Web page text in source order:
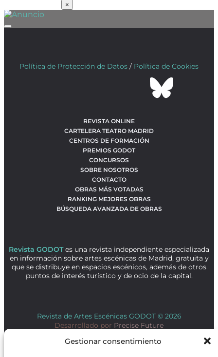
Gestionar consentimiento
×
Política de Protección de Datos / Política de Cookies
REVISTA ONLINE
CARTELERA TEATRO MADRID
CENTROS DE FORMACIÓN
PREMIOS GODOT
CONCURSOS
SOBRE NOSOTROS
CONTACTO
OBRAS MÁS VOTADAS
RANKING MEJORES OBRAS
BÚSQUEDA AVANZADA DE OBRAS
Revista GODOTes una revista independiente especializada
en información sobre artes escénicas de Madrid, gratuita y
que se distribuye en espacios escénicos, además de otros
puntos de interés turístico y de ocio de la capital.
Revista de Artes Escénicas GODOT © 2026
Desarrollado por Precise Future